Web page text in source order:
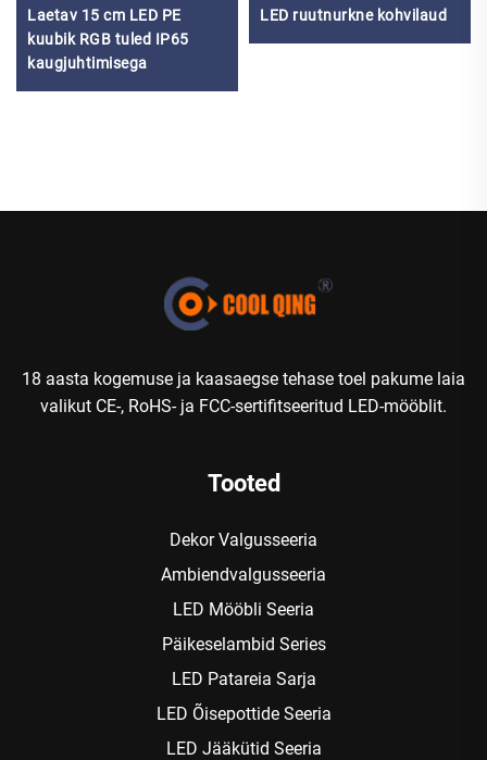
Laetav 15 cm LED PE
kuubik RGB tuled IP65
kaugjuhtimisega
LED ruutnurkne kohvilaud
18 aasta kogemuse ja kaasaegse tehase toel pakume laia
valikut CE-, RoHS- ja FCC-sertifitseeritud LED-mööblit.
Tooted
Dekor Valgusseeria
Ambiendvalgusseeria
LED Mööbli Seeria
Päikeselambid Series
LED Patareia Sarja
LED Õisepottide Seeria
LED Jääkütid Seeria